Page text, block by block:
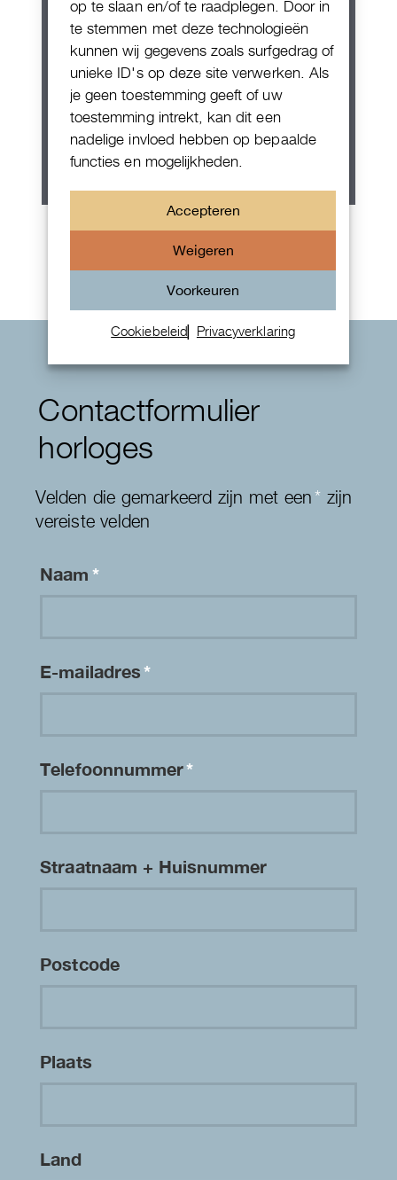
op te slaan en/of te raadplegen. Door in
te stemmen met deze technologieën
kunnen wij gegevens zoals surfgedrag of
unieke ID's op deze site verwerken. Als
je geen toestemming geeft of uw
toestemming intrekt, kan dit een
nadelige invloed hebben op bepaalde
functies en mogelijkheden.
Accepteren
Weigeren
Voorkeuren
Cookiebeleid Privacyverklaring
Rolex Oyster Perpetual 36
Contactformulier
horloges
Velden die gemarkeerd zijn met een* zijn
vereiste velden
Naam*
E-mailadres*
Telefoonnummer*
Straatnaam + Huisnummer
Postcode
Plaats
Land